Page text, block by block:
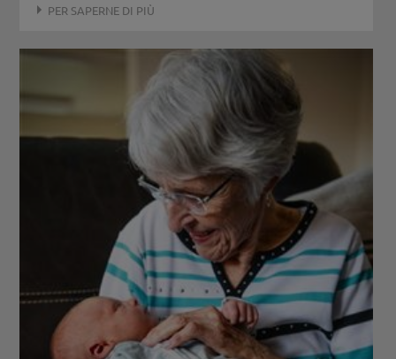
PER SAPERNE DI PIÙ